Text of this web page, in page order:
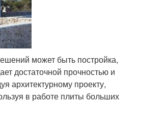
может быть постройка,
достаточной прочностью и
архитектурному проекту,
в работе плиты больших